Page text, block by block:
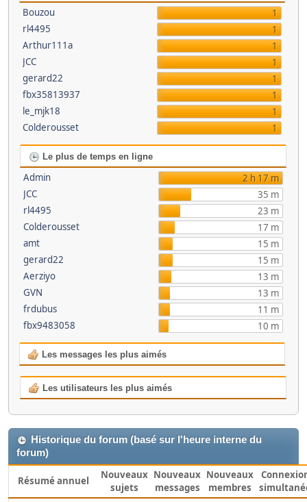
Bouzou
1
rl4495
1
Arthur111a
1
JCC
1
gerard22
1
fbx35813937
1
le_mjk18
1
Colderousset
1
Le plus de temps en ligne
Admin
2 h 17 m
JCC
35 m
rl4495
23 m
Colderousset
17 m
amt
15 m
gerard22
15 m
Aerziyo
13 m
GVN
13 m
frdubus
11 m
fbx9483058
10 m
Les messages les plus aimés
Les utilisateurs les plus aimés
Historique du forum (basé sur l'heure interne du
forum)
Résumé annuel
Nouveaux
sujets
Nouveaux
messages
Nouveaux
membres